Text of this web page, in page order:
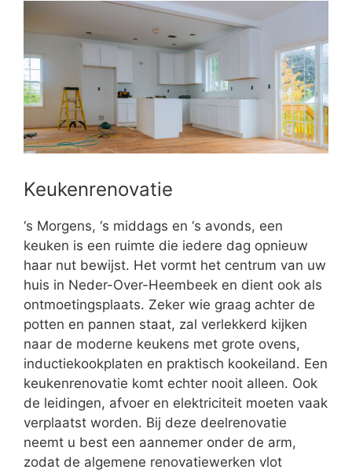
Keukenrenovatie
‘s Morgens, ‘s middags en ‘s avonds, een
keuken is een ruimte die iedere dag opnieuw
haar nut bewijst. Het vormt het centrum van uw
huis in Neder-Over-Heembeek en dient ook als
ontmoetingsplaats. Zeker wie graag achter de
potten en pannen staat, zal verlekkerd kijken
naar de moderne keukens met grote ovens,
inductiekookplaten en praktisch kookeiland. Een
keukenrenovatie komt echter nooit alleen. Ook
de leidingen, afvoer en elektriciteit moeten vaak
verplaatst worden. Bij deze deelrenovatie
neemt u best een aannemer onder de arm,
zodat de algemene renovatiewerken vlot